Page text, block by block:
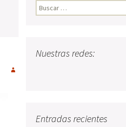
Buscar:
Nuestras redes:
Entradas recientes